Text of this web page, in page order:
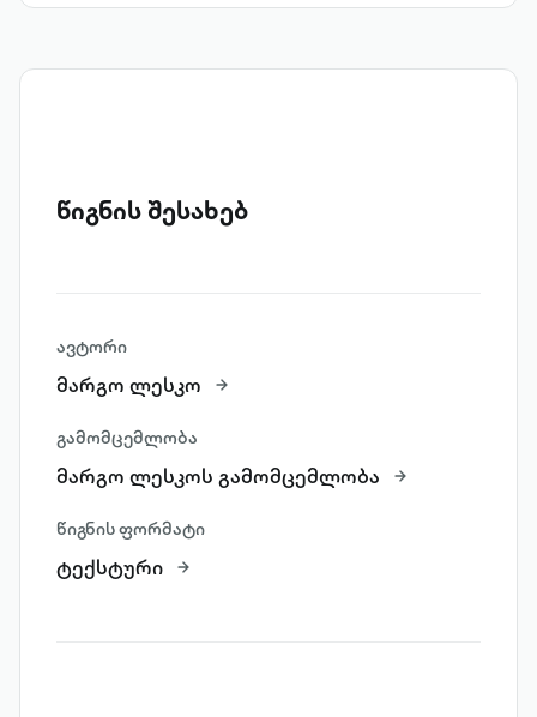
წიგნის შესახებ
ავტორი
მარგო ლესკო
გამომცემლობა
მარგო ლესკოს გამომცემლობა
წიგნის ფორმატი
ტექსტური